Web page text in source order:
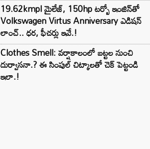
19.62kmpl మైలేజ్, 150hp టర్బో ఇంజిన్‌తో
Volkswagen Virtus Anniversary ఎడిషన్
లాంచ్.. ధర, ఫీచర్లు ఇవే.!
Clothes Smell: వర్షాకాలంలో బట్టల నుంచి
దుర్వాసనా.? ఈ సింపుల్ చిట్కాలతో చెక్ పెట్టండి
ఇలా.!